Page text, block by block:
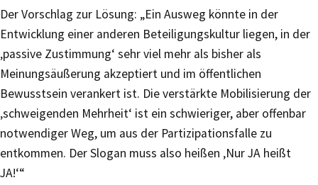
Der Vorschlag zur Lösung: „Ein Ausweg könnte in der
Entwicklung einer anderen Beteiligungskultur liegen, in der
‚passive Zustimmung‘ sehr viel mehr als bisher als
Meinungsäußerung akzeptiert und im öffentlichen
Bewusstsein verankert ist. Die verstärkte Mobilisierung der
‚schweigenden Mehrheit‘ ist ein schwieriger, aber offenbar
notwendiger Weg, um aus der Partizipationsfalle zu
entkommen. Der Slogan muss also heißen ‚Nur JA heißt
JA!‘“